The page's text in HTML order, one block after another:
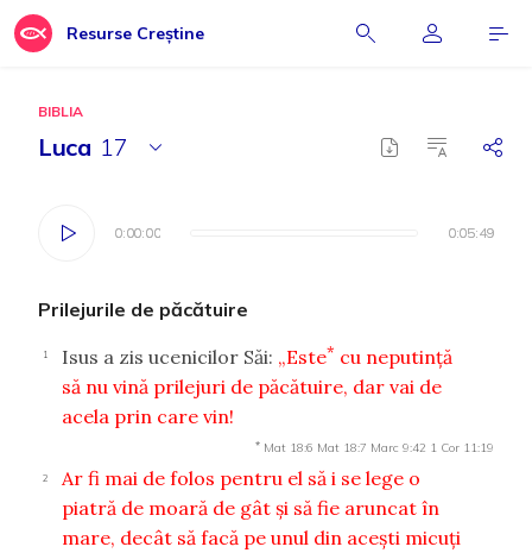
Resurse Creștine
BIBLIA
Luca 17
0:00:00 0:05:49
0:00:00 0:05:49
Prilejurile de păcătuire
1 Isus a zis ucenicilor Săi: „Este* cu neputinţă
să nu vină prilejuri de păcătuire, dar vai de
acela prin care vin!
* Mat 18:6 Mat 18:7 Marc 9:42 1 Cor 11:19
2
Ar fi mai de folos pentru el să i se lege o
piatră de moară de gât şi să fie aruncat în
mare, decât să facă pe unul din aceşti micuţi